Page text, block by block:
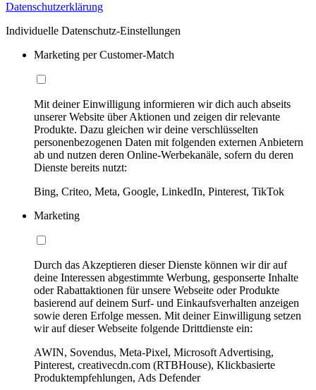
Datenschutzerklärung
Individuelle Datenschutz-Einstellungen
Marketing per Customer-Match
Mit deiner Einwilligung informieren wir dich auch abseits
unserer Website über Aktionen und zeigen dir relevante
Produkte. Dazu gleichen wir deine verschlüsselten
personenbezogenen Daten mit folgenden externen Anbietern
ab und nutzen deren Online-Werbekanäle, sofern du deren
Dienste bereits nutzt:
Bing, Criteo, Meta, Google, LinkedIn, Pinterest, TikTok
Marketing
Durch das Akzeptieren dieser Dienste können wir dir auf
deine Interessen abgestimmte Werbung, gesponserte Inhalte
oder Rabattaktionen für unsere Webseite oder Produkte
basierend auf deinem Surf- und Einkaufsverhalten anzeigen
sowie deren Erfolge messen. Mit deiner Einwilligung setzen
wir auf dieser Webseite folgende Drittdienste ein:
AWIN, Sovendus, Meta-Pixel, Microsoft Advertising,
Pinterest, creativecdn.com (RTBHouse), Klickbasierte
Produktempfehlungen, Ads Defender